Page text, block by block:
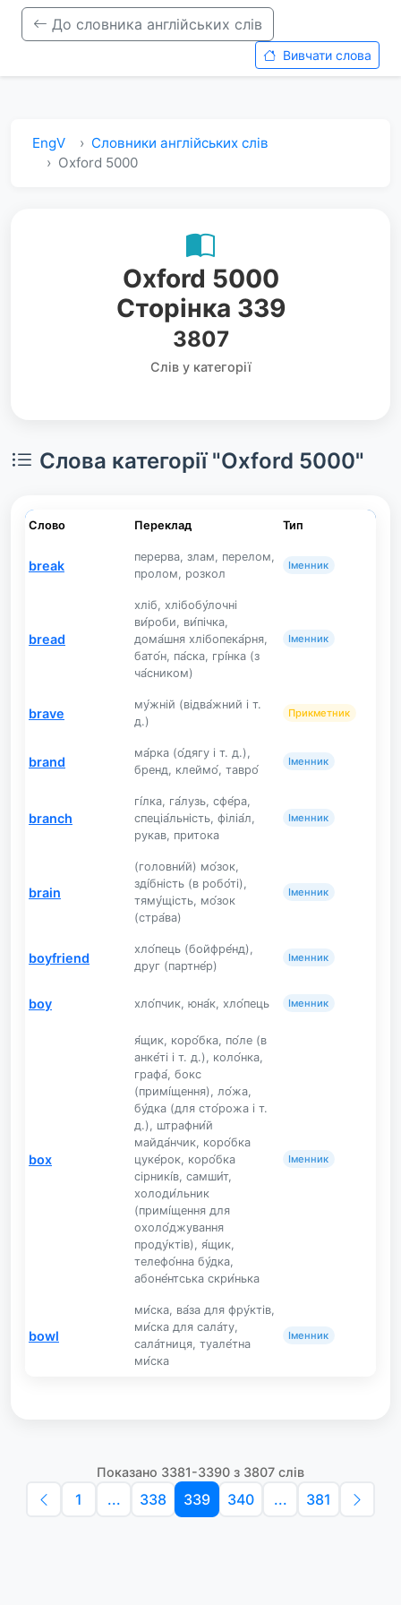
До словника англійських слів
Вивчати слова
EngV
Словники англійських слів
Oxford 5000
Oxford 5000
Сторінка 339
3807
Слів у категорії
Слова категорії "Oxford 5000"
Слово Переклад Тип
break
перерва, злам, перелом,
пролом, розкол
Іменник
bread
хліб, хлібобу́лочні
ви́роби, ви́пічка,
дома́шня хлібопека́рня,
бато́н, па́ска, грі́нка (з
ча́сником)
Іменник
brave
му́жній (відва́жний і т.
д.)
Прикметник
brand
ма́рка (о́дягу і т. д.),
бренд, клеймо́, тавро́
Іменник
branch
гі́лка, га́лузь, сфе́ра,
спеціа́льність, філіа́л,
рукав, притока
Іменник
brain
(головни́й) мо́зок,
зді́бність (в робо́ті),
тяму́щість, мо́зок
(стра́ва)
Іменник
boyfriend
хло́пець (бойфре́нд),
друг (партне́р)
Іменник
boy хло́пчик, юна́к, хло́пець Іменник
box
я́щик, коро́бка, по́ле (в
анке́ті і т. д.), коло́нка,
графа́, бокс
(примі́щення), ло́жа,
бу́дка (для сто́рожа і т.
д.), штрафни́й
майда́нчик, коро́бка
цуке́рок, коро́бка
сірникі́в, самши́т,
холоди́льник
(примі́щення для
охоло́джування
проду́ктів), я́щик,
телефо́нна бу́дка,
абоне́нтська скри́нька
Іменник
bowl
ми́ска, ва́за для фру́ктів,
ми́ска для сала́ту,
сала́тниця, туале́тна
ми́ска
Іменник
Показано 3381-3390 з 3807 слів
1 ... 338 339 340 ... 381